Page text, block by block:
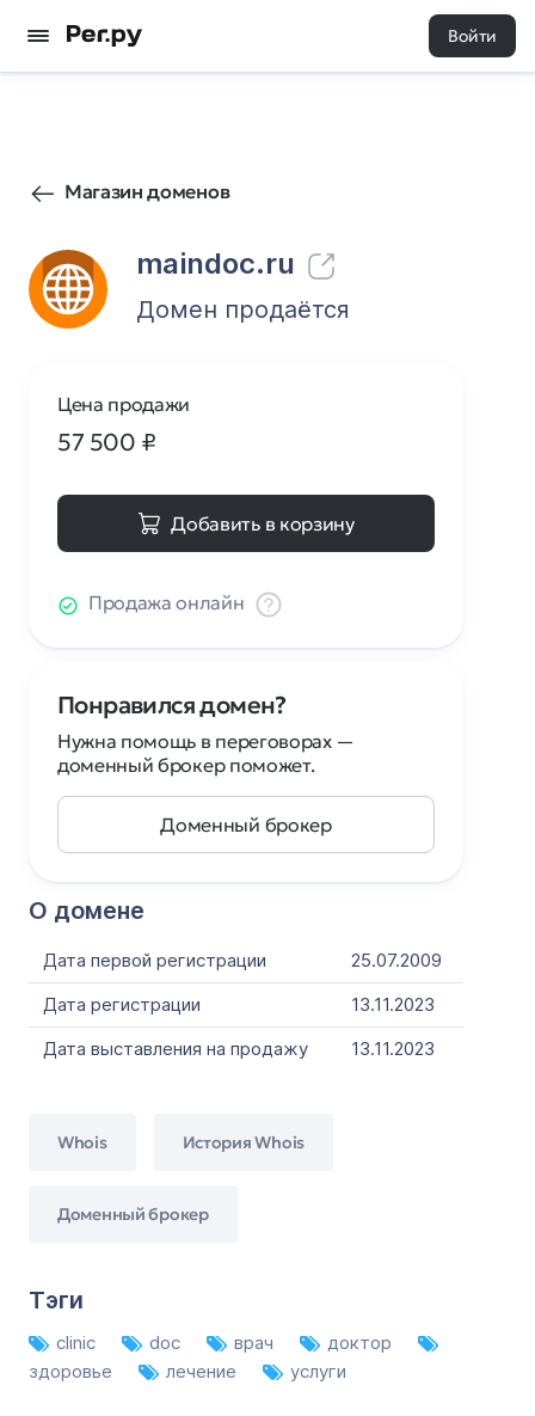
Войти
Магазин доменов
maindoc.ru
51 0
Домен продаётся
О домене
Дата первой регистрации
25.07.2009
Дата регистрации
13.11.2023
Дата выставления на продажу
13.11.2023
Whois История Whois
Доменный брокер
Тэги
clinic doc врач
доктор
здоровье
лечение услуги
Цена продажи
57 500 ₽
Добавить в корзину
Продажа онлайн
Понравился домен?
Нужна помощь в переговорах —
доменный брокер поможет.
Доменный брокер